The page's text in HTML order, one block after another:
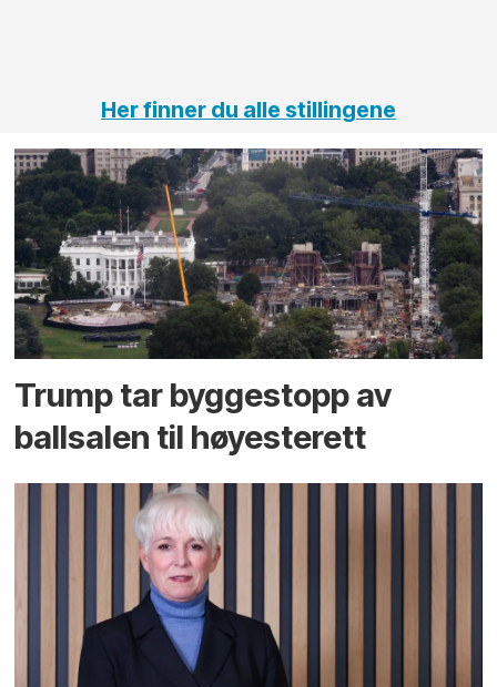
Her finner du alle stillingene
Trump tar byggestopp av
ballsalen til høyesterett